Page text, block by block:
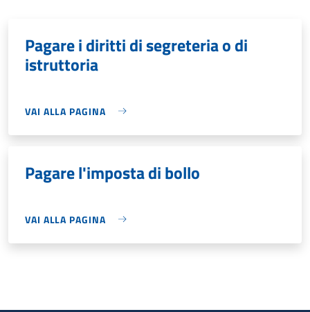
Pagare i diritti di segreteria o di
istruttoria
VAI ALLA PAGINA
Pagare l'imposta di bollo
VAI ALLA PAGINA